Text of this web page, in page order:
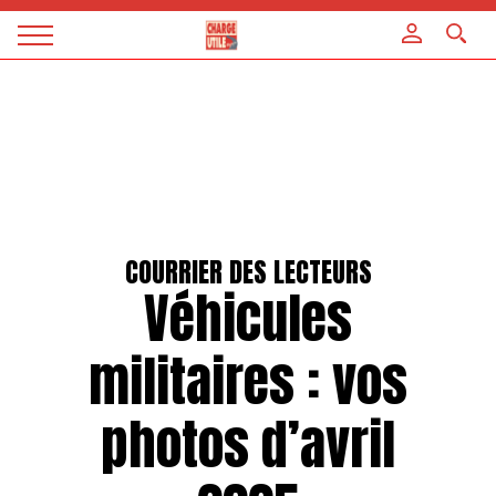
Magazine
COURRIER DES LECTEURS
Véhicules
militaires : vos
photos d’avril
Panneau de gestion des cookies